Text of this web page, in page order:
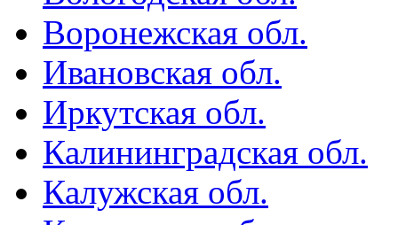
Воронежская обл.
Ивановская обл.
Иркутская обл.
Калининградская обл.
Калужская обл.